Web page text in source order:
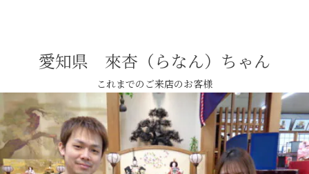
愛知県 來杏（らなん）ちゃん
これまでのご来店のお客様